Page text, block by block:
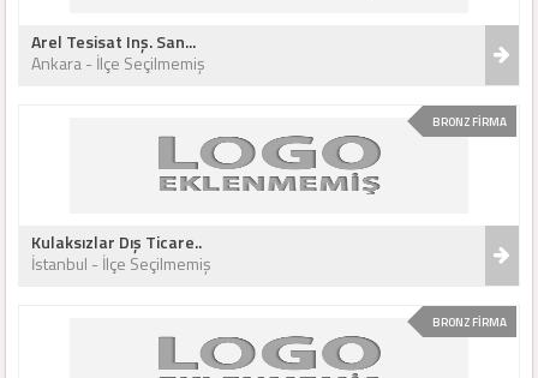
Arel Tesisat Inş. San...
Ankara - İlçe Seçilmemiş
BRONZ FİRMA
Kulaksızlar Dış Ticare..
İstanbul - İlçe Seçilmemiş
BRONZ FİRMA